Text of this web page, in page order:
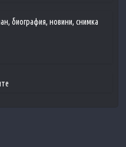
биография, новини, снимка